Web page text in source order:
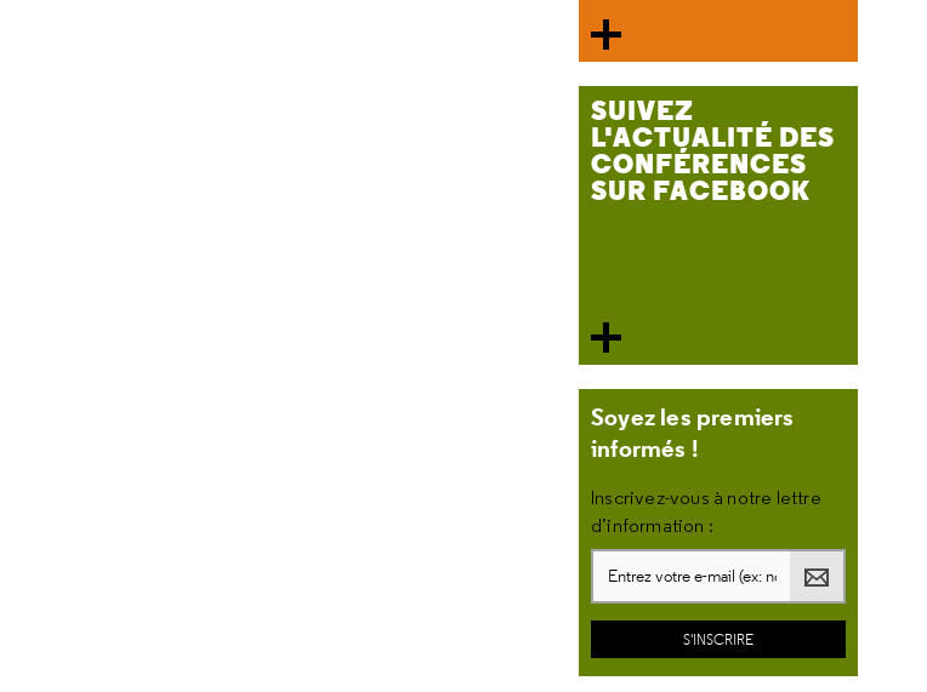
SUIVEZ
L'ACTUALITÉ DES
CONFÉRENCES
SUR FACEBOOK
Soyez les premiers
informés !
Inscrivez-vous à notre lettre
d’information :